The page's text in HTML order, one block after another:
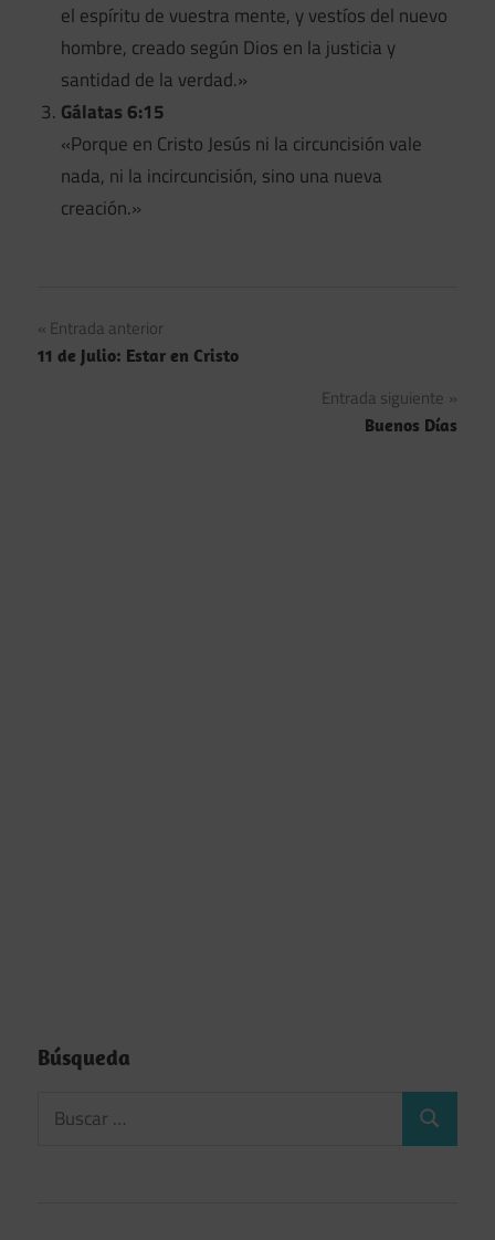
el espíritu de vuestra mente, y vestíos del nuevo
hombre, creado según Dios en la justicia y
santidad de la verdad.»
Gálatas 6:15
«Porque en Cristo Jesús ni la circuncisión vale
nada, ni la incircuncisión, sino una nueva
creación.»
Navegación
de
Entrada anterior
11 de Julio: Estar en Cristo
Entrada siguiente
Buenos Días
Búsqueda